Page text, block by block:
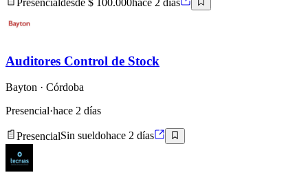
Presencialdesde $ 100.000hace 2 días
Auditores Control de Stock
Bayton · Córdoba
Presencial·hace 2 días
PresencialSin sueldohace 2 días